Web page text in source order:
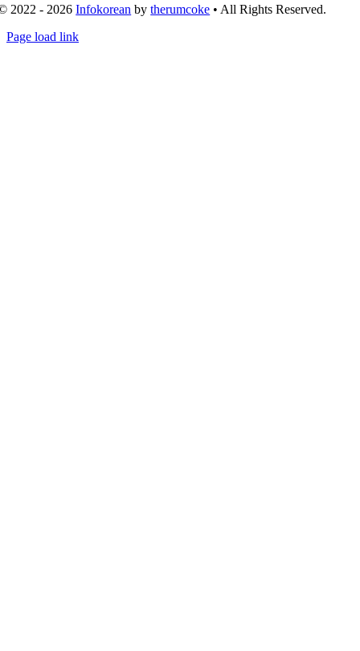
2022 - 2026Infokorean bytherumcoke • All Rights Reserved.
Toggle
Page load link